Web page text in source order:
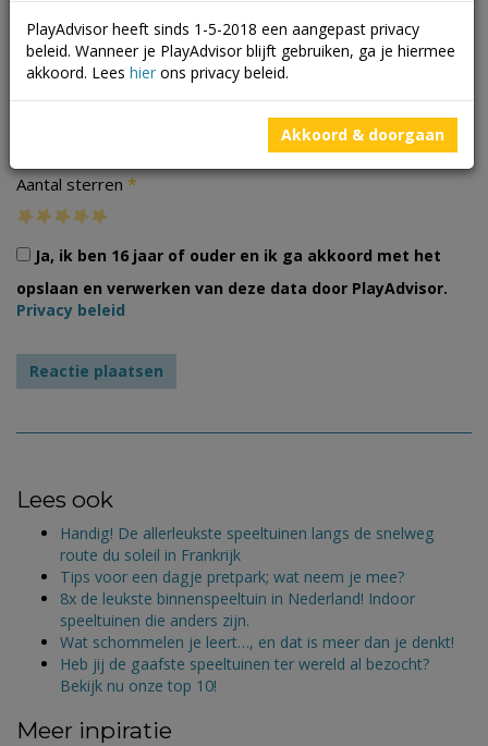
Aantal sterren *
Ja, ik ben 16 jaar of ouder en ik ga akkoord met het
opslaan en verwerken van deze data door PlayAdvisor.
Privacy beleid
Lees ook
Handig! De allerleukste speeltuinen langs de snelweg
route du soleil in Frankrijk
Tips voor een dagje pretpark; wat neem je mee?
8x de leukste binnenspeeltuin in Nederland! Indoor
speeltuinen die anders zijn.
Wat schommelen je leert…, en dat is meer dan je denkt!
Heb jij de gaafste speeltuinen ter wereld al bezocht?
Bekijk nu onze top 10!
Meer inpiratie
PlayAdvisor heeft sinds 1-5-2018 een aangepast privacy
beleid. Wanneer je PlayAdvisor blijft gebruiken, ga je hiermee
akkoord. Lees hier ons privacy beleid.
Akkoord & doorgaan